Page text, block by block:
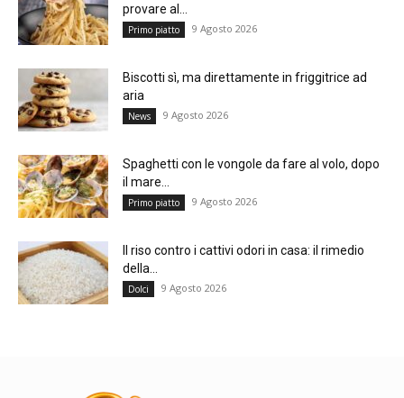
provare al...
Primo piatto 9 Agosto 2026
Biscotti sì, ma direttamente in friggitrice ad
aria
News 9 Agosto 2026
Spaghetti con le vongole da fare al volo, dopo
il mare...
Primo piatto 9 Agosto 2026
Il riso contro i cattivi odori in casa: il rimedio
della...
Dolci 9 Agosto 2026